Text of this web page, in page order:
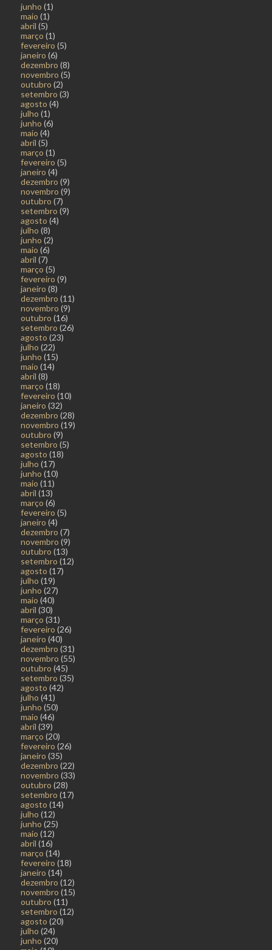
junho (1)
maio (1)
abril (5)
março (1)
fevereiro (5)
janeiro (6)
dezembro (8)
novembro (5)
outubro (2)
setembro (3)
agosto (4)
julho (1)
junho (6)
maio (4)
abril (5)
março (1)
fevereiro (5)
janeiro (4)
dezembro (9)
novembro (9)
outubro (7)
setembro (9)
agosto (4)
julho (8)
junho (2)
maio (6)
abril (7)
março (5)
fevereiro (9)
janeiro (8)
dezembro (11)
novembro (9)
outubro (16)
setembro (26)
agosto (23)
julho (22)
junho (15)
maio (14)
abril (8)
março (18)
fevereiro (10)
janeiro (32)
dezembro (28)
novembro (19)
outubro (9)
setembro (5)
agosto (18)
julho (17)
junho (10)
maio (11)
abril (13)
março (6)
fevereiro (5)
janeiro (4)
dezembro (7)
novembro (9)
outubro (13)
setembro (12)
agosto (17)
julho (19)
junho (27)
maio (40)
abril (30)
março (31)
fevereiro (26)
janeiro (40)
dezembro (31)
novembro (55)
outubro (45)
setembro (35)
agosto (42)
julho (41)
junho (50)
maio (46)
abril (39)
março (20)
fevereiro (26)
janeiro (35)
dezembro (22)
novembro (33)
outubro (28)
setembro (17)
agosto (14)
julho (12)
junho (25)
maio (12)
abril (16)
março (14)
fevereiro (18)
janeiro (14)
dezembro (12)
novembro (15)
outubro (11)
setembro (12)
agosto (20)
julho (24)
junho (20)